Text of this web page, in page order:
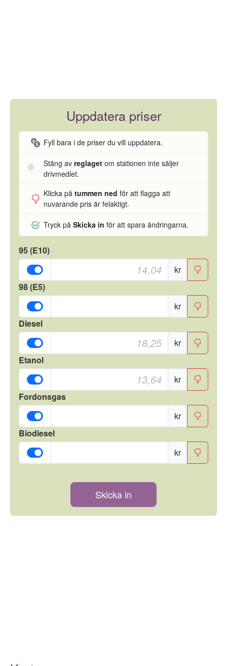
Uppdatera priser
Fyll bara i de priser du vill uppdatera.
Stäng av reglaget om stationen inte säljer
drivmedlet.
Klicka på tummen ned för att flagga att
nuvarande pris är felaktigt.
Tryck på Skicka in för att spara ändringarna.
95 (E10)
kr
98 (E5)
kr
Diesel
kr
Etanol
kr
Fordonsgas
kr
Biodiesel
kr
Skicka in